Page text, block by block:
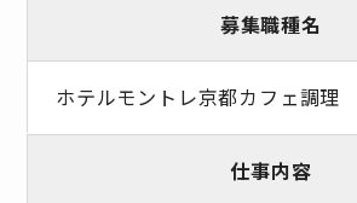
募集職種名
ホテルモントレ京都カフェ調理
仕事内容